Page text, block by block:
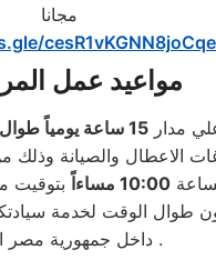
مجانا
مواعيد عمل
مدار 15 ساعة يومياً طوال
الاعطال والصيانة
10:00 مساءاً بتوقيت
طوال الوقت لخدمة
داخل جمهورية مصر العربية.